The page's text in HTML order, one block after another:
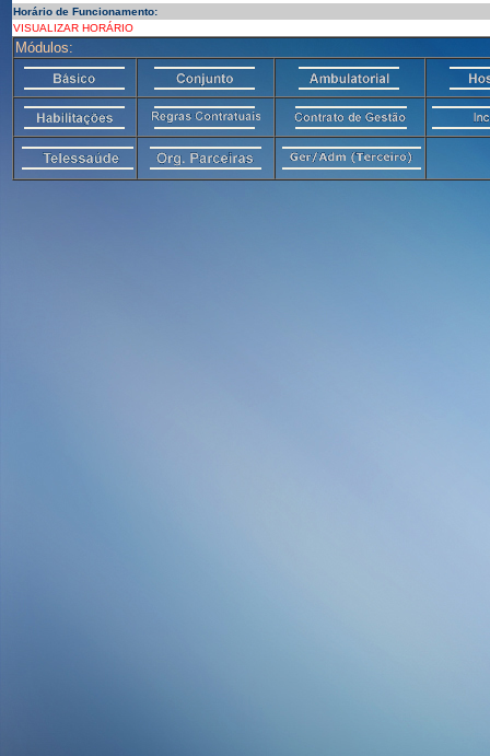
Horário de Funcionamento:
VISUALIZAR HORÁRIO
Módulos: